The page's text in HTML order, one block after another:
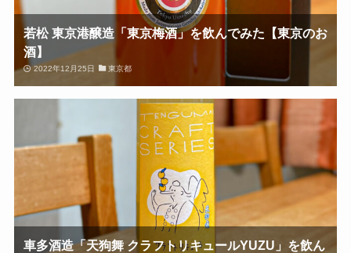
若松 東京港醸造「東京梅酒」を飲んでみた【東京のお
酒】
2022年12月25日 東京都
車多酒造「天狗舞 クラフトリキュールYUZU」を飲ん